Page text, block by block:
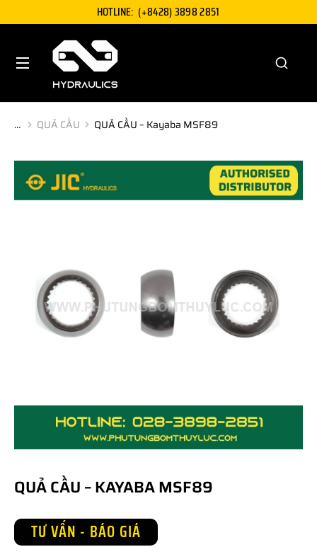
HOTLINE: (+8428) 3898 2851
You are here:
QUẢ CẦU QUẢ CẦU – Kayaba MSF89
QUẢ CẦU – KAYABA MSF89
TƯ VẤN - BÁO GIÁ